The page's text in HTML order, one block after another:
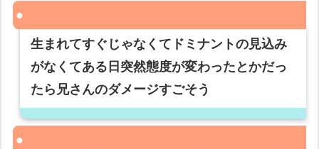
生まれてすぐじゃなくてドミナントの見込み
がなくてある日突然態度が変わったとかだっ
たら兄さんのダメージすごそう